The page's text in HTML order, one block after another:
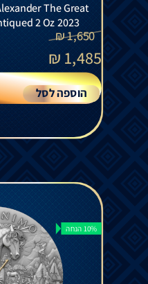
The Great
2 Oz 2023
1,650
₪
1,485
₪
הוספה לסל
10% הנחה